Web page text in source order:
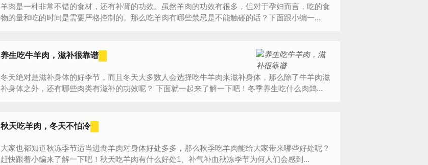
羊肉是一种非常不错的食材，还有补肾的功效。虽然羊肉的功效有很多，但对于孕妇而言，吃的食
物的量和吃的时间是需要严格控制的。那么吃羊肉有哪些禁忌是不能触碰的话？下面跟小编一...
养生吃牛羊肉，滋补很靠谱
冬天绝对是滋补身体的好季节，而且冬天大多数人会选择吃牛羊肉来滋补身体，那么除了牛羊肉滋
补身体之外，还有哪些肉类有滋补的功效呢？ 下面就一起来了解一下吧！冬季养生吃什么肉鸽...
秋天吃羊肉，冬天不怕冷
大家也都知道秋冻季节适当进食羊肉对身体好处多多，那么秋季吃羊肉能给大家带来哪些好处呢？
赶快跟着小编来了解一下吧！秋天吃羊肉有什么好处1、补气补血秋冻季节为何人们会感到...